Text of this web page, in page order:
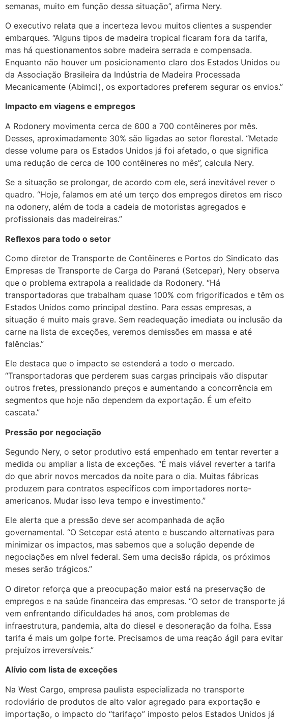
semanas, muito em função dessa situação”, afirma Nery.
O executivo relata que a incerteza levou muitos clientes a suspender
embarques. “Alguns tipos de madeira tropical ficaram fora da tarifa,
mas há questionamentos sobre madeira serrada e compensada.
Enquanto não houver um posicionamento claro dos Estados Unidos ou
da Associação Brasileira da Indústria de Madeira Processada
Mecanicamente (Abimci), os exportadores preferem segurar os envios.”
Impacto em viagens e empregos
A Rodonery movimenta cerca de 600 a 700 contêineres por mês.
Desses, aproximadamente 30% são ligadas ao setor florestal. “Metade
desse volume para os Estados Unidos já foi afetado, o que significa
uma redução de cerca de 100 contêineres no mês”, calcula Nery.
Se a situação se prolongar, de acordo com ele, será inevitável rever o
quadro. “Hoje, falamos em até um terço dos empregos diretos em risco
na odonery, além de toda a cadeia de motoristas agregados e
profissionais das madeireiras.”
Reflexos para todo o setor
Como diretor de Transporte de Contêineres e Portos do Sindicato das
Empresas de Transporte de Carga do Paraná (Setcepar), Nery observa
que o problema extrapola a realidade da Rodonery. “Há
transportadoras que trabalham quase 100% com frigorificados e têm os
Estados Unidos como principal destino. Para essas empresas, a
situação é muito mais grave. Sem readequação imediata ou inclusão da
carne na lista de exceções, veremos demissões em massa e até
falências.”
Ele destaca que o impacto se estenderá a todo o mercado.
“Transportadoras que perderem suas cargas principais vão disputar
outros fretes, pressionando preços e aumentando a concorrência em
segmentos que hoje não dependem da exportação. É um efeito
cascata.”
Pressão por negociação
Segundo Nery, o setor produtivo está empenhado em tentar reverter a
medida ou ampliar a lista de exceções. “É mais viável reverter a tarifa
do que abrir novos mercados da noite para o dia. Muitas fábricas
produzem para contratos específicos com importadores norte-
americanos. Mudar isso leva tempo e investimento.”
Ele alerta que a pressão deve ser acompanhada de ação
governamental. “O Setcepar está atento e buscando alternativas para
minimizar os impactos, mas sabemos que a solução depende de
negociações em nível federal. Sem uma decisão rápida, os próximos
meses serão trágicos.”
O diretor reforça que a preocupação maior está na preservação de
empregos e na saúde financeira das empresas. “O setor de transporte já
vem enfrentando dificuldades há anos, com problemas de
infraestrutura, pandemia, alta do diesel e desoneração da folha. Essa
tarifa é mais um golpe forte. Precisamos de uma reação ágil para evitar
prejuízos irreversíveis.”
Alívio com lista de exceções
Na West Cargo, empresa paulista especializada no transporte
rodoviário de produtos de alto valor agregado para exportação e
importação, o impacto do “tarifaço” imposto pelos Estados Unidos já